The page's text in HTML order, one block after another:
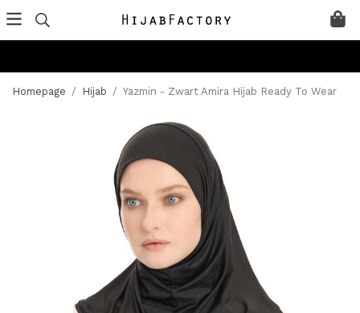
Homepage / Hijab / Yazmin - Zwart Amira Hijab Ready To Wear